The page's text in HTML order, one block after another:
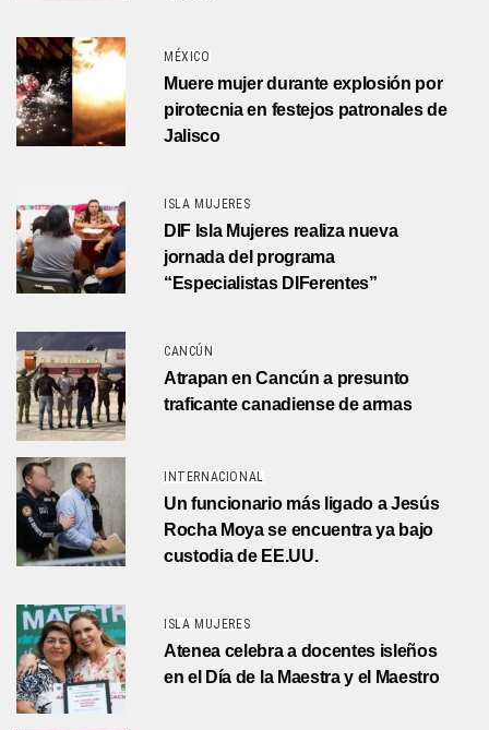
MÉXICO
Muere mujer durante explosión por
pirotecnia en festejos patronales de
Jalisco
ISLA MUJERES
DIF Isla Mujeres realiza nueva
jornada del programa
“Especialistas DIFerentes”
CANCÚN
Atrapan en Cancún a presunto
traficante canadiense de armas
INTERNACIONAL
Un funcionario más ligado a Jesús
Rocha Moya se encuentra ya bajo
custodia de EE.UU.
ISLA MUJERES
Atenea celebra a docentes isleños
en el Día de la Maestra y el Maestro